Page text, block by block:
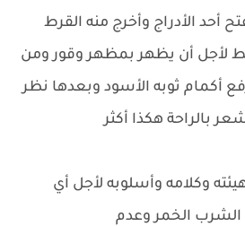
أحد الأدراج وأخرج منه القرط
لأجل أن يظهر بمظهر وقور ومن
أكمام ثوبه الأسود وبعدها نظر
بالراحة هكذا أكثر
وكلامه وأسلوبه لأجل أي
الخمر وعدم